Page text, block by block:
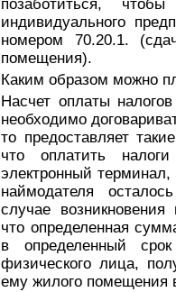
позаботиться,
индивидуального
номером 70.20.1.
помещения).
Каким образом можно
Насчет оплаты
необходимо
то предоставляет
что оплатить
электронный
наймодателя
случае возникновения
что определенная
в определенный
физического лица,
ему жилого помещения